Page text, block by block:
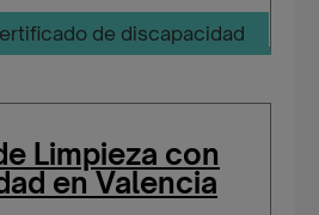
de discapacidad
Limpieza con
en Valencia